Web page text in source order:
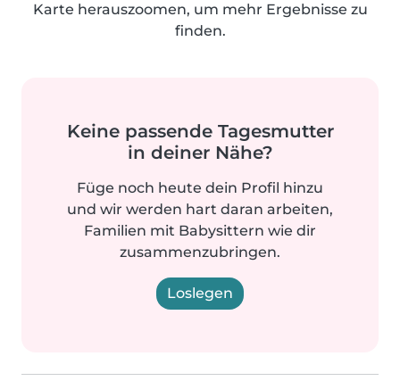
Karte herauszoomen, um mehr Ergebnisse zu
finden.
Keine passende Tagesmutter
in deiner Nähe?
Füge noch heute dein Profil hinzu
und wir werden hart daran arbeiten,
Familien mit Babysittern wie dir
zusammenzubringen.
Loslegen